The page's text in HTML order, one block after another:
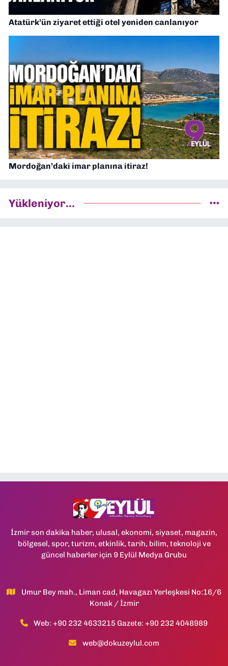
Atatürk’ün ziyaret ettiği otel yeniden canlanıyor
Mordoğan’daki imar planına itiraz!
Yükleniyor...
İzmir son dakika haber, ulusal, ekonomi, siyaset, magazin,
bölgesel, spor, turizm, etkinlik, tarih, bilim, teknoloji ve
güncel haberler için 9 Eylül Medya Grubu
Umur Bey mah., Liman cad, Havagazı Yerleşkesi No:16/6
Konak / İzmir
Web: +90 232 4633215 Gazete: +90 232 4048989
web@dokuzeylul.com